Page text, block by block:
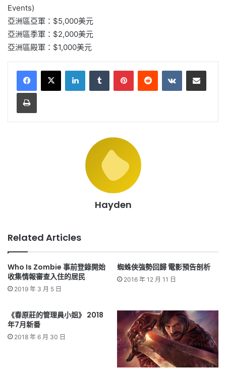
Events)
亞洲區亞軍：$5,000美元
亞洲區季軍：$2,000美元
亞洲區殿軍：$1,000美元
LinkedInTumblr PinterestReddit VKontakteShare via Email
Print
Hayden
Related Articles
Who Is Zombie 事前登錄開始
收集情報審查入住的居民
2019 年 3 月 5 日
蜘蛛俠強勢回歸 電影預告剖析
2016 年 12 月 11 日
《春原莊的管理員小姐》 2018
年7月新番
2018 年 6 月 30 日